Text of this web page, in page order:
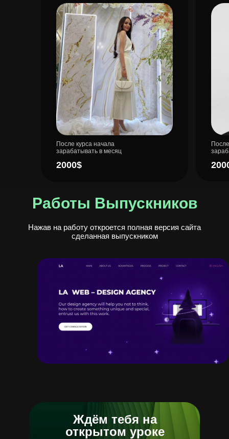
После курса начала
зарабатывать в месяц
2000$
Работы Выпускников
Нажав на работу откроется полная версия сайта
сделанная выпускником
Ждём тебя на
открытом уроке